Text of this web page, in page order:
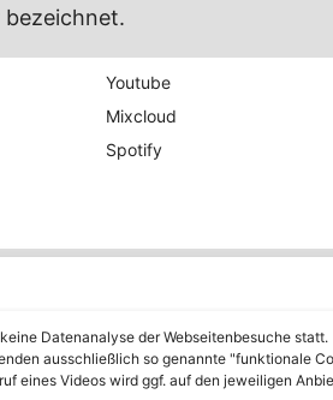
Datenanalyse der Webseitenbesuche statt.
ausschließlich so genannte "funktionale
eines Videos wird ggf. auf den jeweiligen
Youtube
Mixcloud
Spotify